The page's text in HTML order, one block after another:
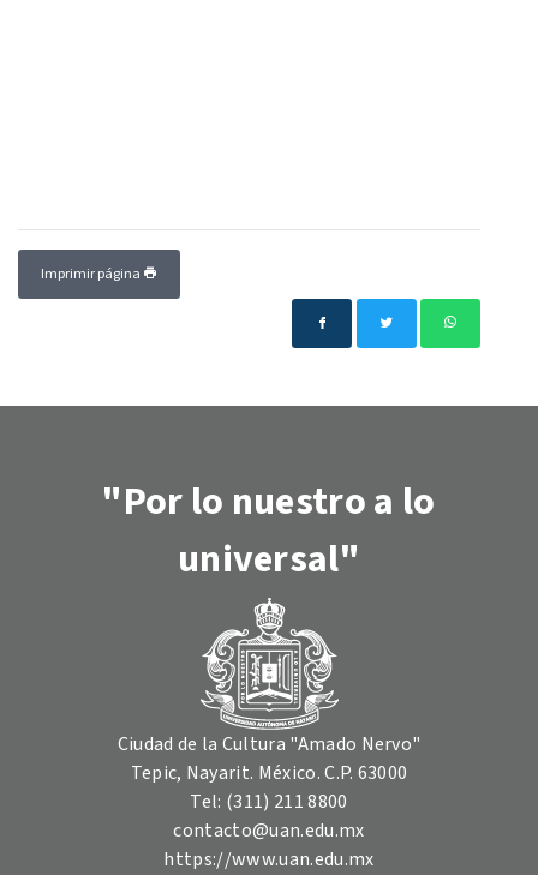
Imprimir página
"Por lo nuestro a lo
universal"
Ciudad de la Cultura "Amado Nervo"
Tepic, Nayarit. México. C.P. 63000
Tel: (311) 211 8800
contacto@uan.edu.mx
https://www.uan.edu.mx